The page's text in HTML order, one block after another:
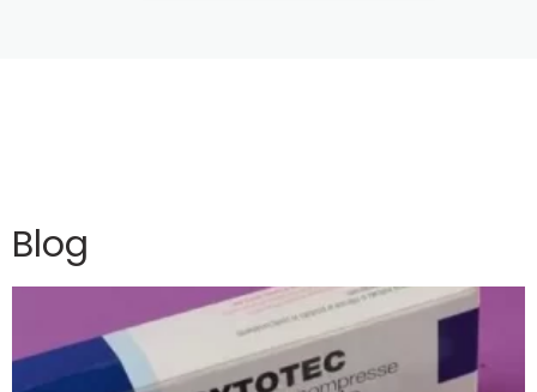
Blog